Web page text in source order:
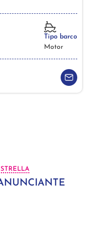
Tipo barco
Motor